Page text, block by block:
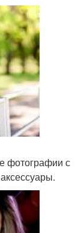
фотографии с